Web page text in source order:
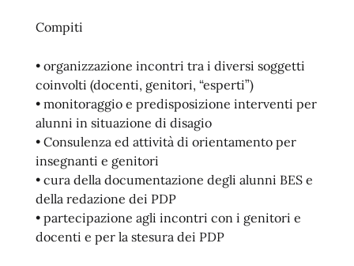
Compiti
• organizzazione incontri tra i diversi soggetti
coinvolti (docenti, genitori, “esperti”)
• monitoraggio e predisposizione interventi per
alunni in situazione di disagio
• Consulenza ed attività di orientamento per
insegnanti e genitori
• cura della documentazione degli alunni BES e
della redazione dei PDP
• partecipazione agli incontri con i genitori e
docenti e per la stesura dei PDP